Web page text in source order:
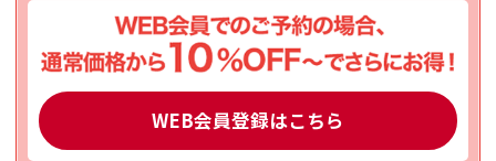
WEB会員登録はこちら